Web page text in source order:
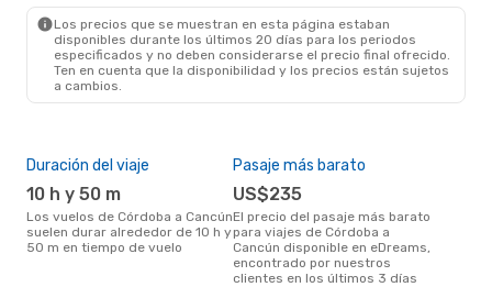
Los precios que se muestran en esta página estaban
disponibles durante los últimos 20 días para los periodos
especificados y no deben considerarse el precio final ofrecido.
Ten en cuenta que la disponibilidad y los precios están sujetos
a cambios.
Duración del viaje
10 h y 50 m
Los vuelos de Córdoba a Cancún
suelen durar alrededor de 10 h y
50 m en tiempo de vuelo
Pasaje más barato
US$235
El precio del pasaje más barato
para viajes de Córdoba a
Cancún disponible en eDreams,
encontrado por nuestros
clientes en los últimos 3 días